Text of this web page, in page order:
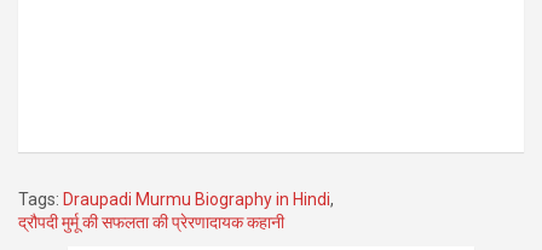
Tags: Draupadi Murmu Biography in Hindi,
द्रौपदी मुर्मू की सफलता की प्रेरणादायक कहानी